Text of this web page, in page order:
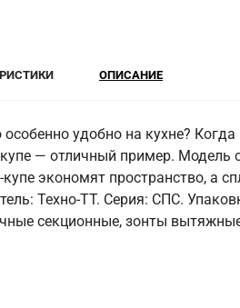
ОПИСАНИЕ
особенно удобно на кухне?
— отличный пример. Модель
экономят пространство, а
Техно-ТТ. Серия: СПС.
секционные, зонты